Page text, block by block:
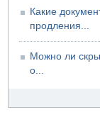
Какие
продления...
Можно ли
о...